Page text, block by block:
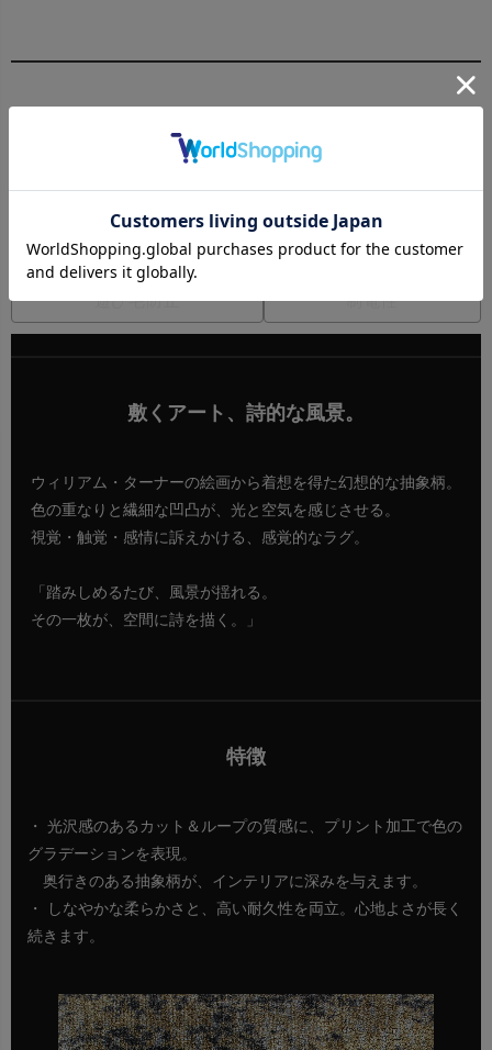
機能性
ホットカーペット・床暖対応
遊び毛防止 制電性
敷くアート、詩的な風景。
ウィリアム・ターナーの絵画から着想を得た幻想的な抽象柄。
色の重なりと繊細な凹凸が、光と空気を感じさせる。
視覚・触覚・感情に訴えかける、感覚的なラグ。
「踏みしめるたび、風景が揺れる。
その一枚が、空間に詩を描く。」
特徴
・ 光沢感のあるカット＆ループの質感に、プリント加工で色の
グラデーションを表現。
奥行きのある抽象柄が、インテリアに深みを与えます。
・ しなやかな柔らかさと、高い耐久性を両立。心地よさが長く
続きます。